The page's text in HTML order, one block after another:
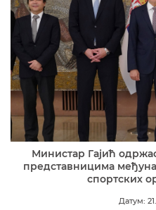
Министар Гајић
представницима
спортских
Датум: